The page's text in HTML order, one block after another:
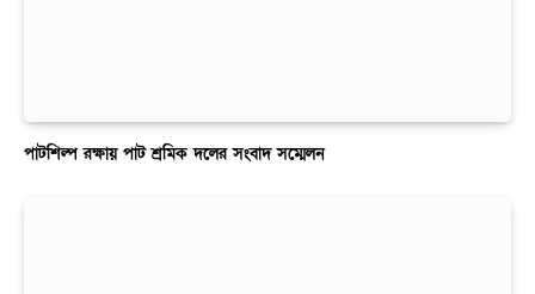
পাটশিল্প রক্ষায় পাট শ্রমিক দলের সংবাদ সম্মেলন